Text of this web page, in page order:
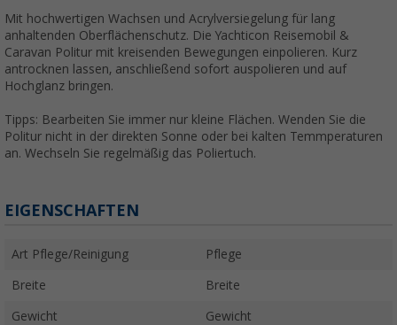
Mit hochwertigen Wachsen und Acrylversiegelung für lang
anhaltenden Oberflächenschutz. Die Yachticon Reisemobil &
Caravan Politur mit kreisenden Bewegungen einpolieren. Kurz
antrocknen lassen, anschließend sofort auspolieren und auf
Hochglanz bringen.
Tipps: Bearbeiten Sie immer nur kleine Flächen. Wenden Sie die
Politur nicht in der direkten Sonne oder bei kalten Temmperaturen
an. Wechseln Sie regelmäßig das Poliertuch.
EIGENSCHAFTEN
Art Pflege/Reinigung Pflege
Breite Breite
Gewicht Gewicht